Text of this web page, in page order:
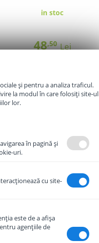
in stoc
48,50 Lei
și pentru a analiza traficul.
la modul în care folosiți site-ul
lor.
în pagină şi
uri.
cu site-
este de a afişa
agenţiile de